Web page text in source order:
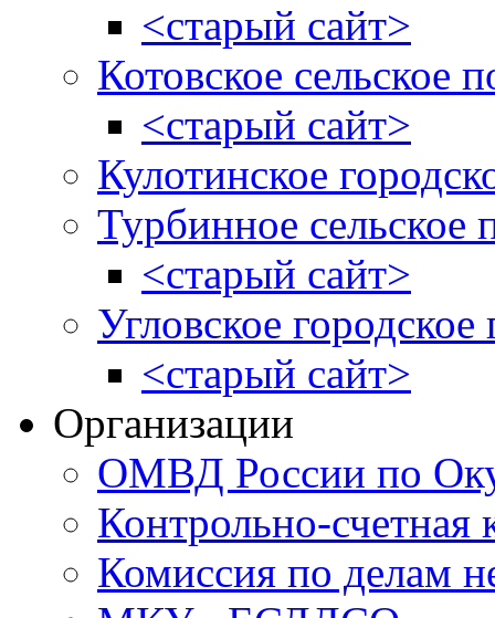
<старый сайт>
Котовское сельское
<старый сайт>
Кулотинское
Турбинное сельское
<старый сайт>
Угловское городское
<старый сайт>
Организации
ОМВД России по
Контрольно-счетная
Комиссия по делам